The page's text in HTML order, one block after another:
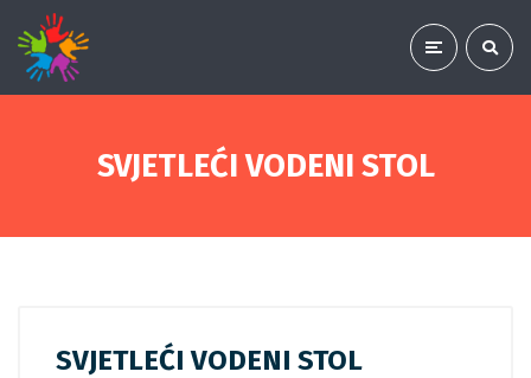
SVJETLEĆI VODENI STOL
SVJETLEĆI VODENI STOL